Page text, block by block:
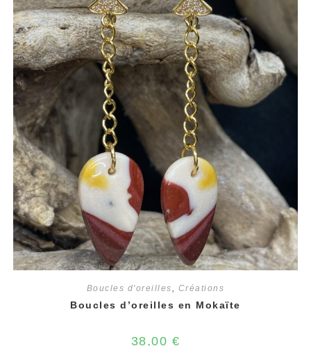
Boucles d'oreilles, Créations
Boucles d’oreilles en Mokaïte
38,00 €